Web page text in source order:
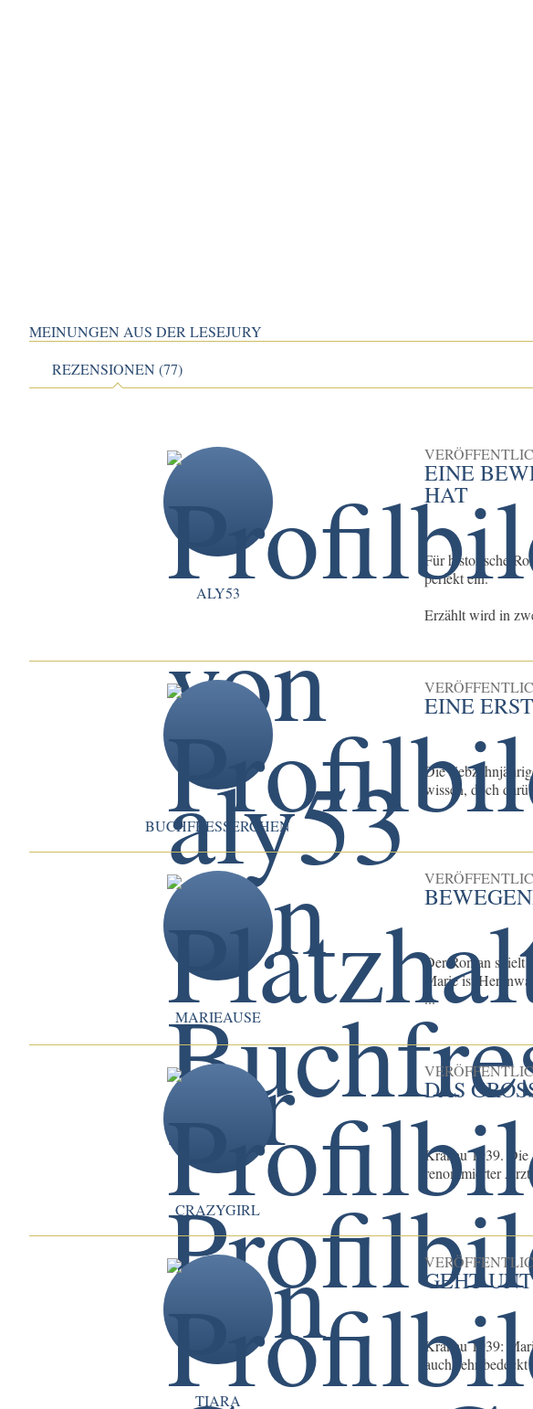
MEINUNGEN AUS DER LESEJURY
REZENSIONEN (77)
ALY53
EINE
HAT
Für historische
perfekt ein.
Erzählt wird in
BUCHFRESSERCHEN
EINE
Die
wissen, doch
MARIEAUSE
Der Roman
Marie ist
...
CRAZYGIRL
DAS
Krakau 1939. Die
renommierter
TIARA
GEHT
Krakau 1939:
auch sehr